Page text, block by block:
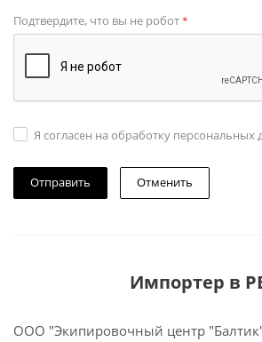
Подтвердите, что вы не робот*
Я согласен на обработку персональных
Отменить
Импортер в
ООО "Экипировочный центр